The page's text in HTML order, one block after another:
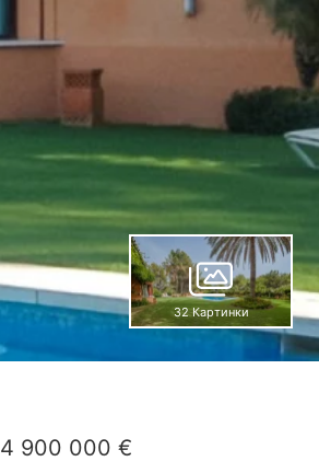
32 Картинки
4 900 000 €